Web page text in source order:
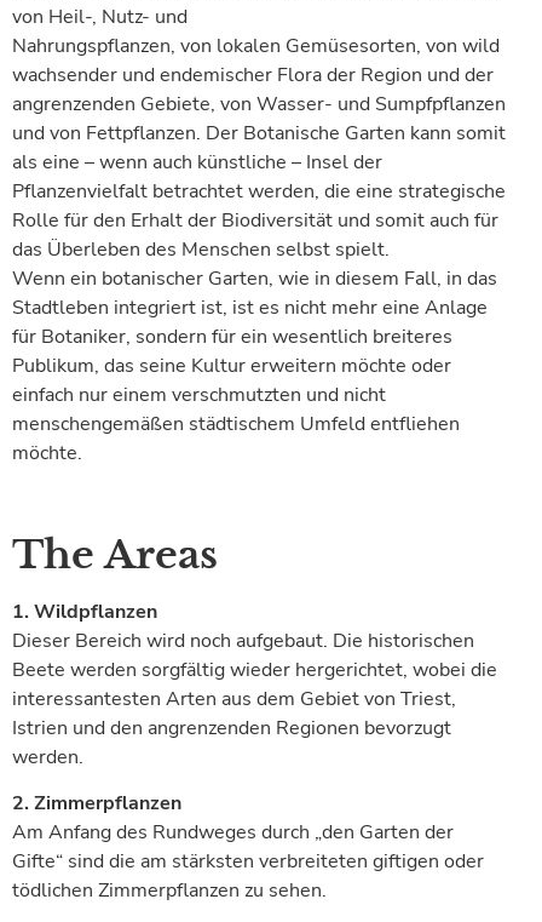
von Heil-, Nutz- und
Nahrungspflanzen, von lokalen Gemüsesorten, von wild
wachsender und endemischer Flora der Region und der
angrenzenden Gebiete, von Wasser- und Sumpfpflanzen
und von Fettpflanzen. Der Botanische Garten kann somit
als eine – wenn auch künstliche – Insel der
Pflanzenvielfalt betrachtet werden, die eine strategische
Rolle für den Erhalt der Biodiversität und somit auch für
das Überleben des Menschen selbst spielt.
Wenn ein botanischer Garten, wie in diesem Fall, in das
Stadtleben integriert ist, ist es nicht mehr eine Anlage
für Botaniker, sondern für ein wesentlich breiteres
Publikum, das seine Kultur erweitern möchte oder
einfach nur einem verschmutzten und nicht
menschengemäßen städtischem Umfeld entfliehen
möchte.
The Areas
1. Wildpflanzen
Dieser Bereich wird noch aufgebaut. Die historischen
Beete werden sorgfältig wieder hergerichtet, wobei die
interessantesten Arten aus dem Gebiet von Triest,
Istrien und den angrenzenden Regionen bevorzugt
werden.
2. Zimmerpflanzen
Am Anfang des Rundweges durch „den Garten der
Gifte“ sind die am stärksten verbreiteten giftigen oder
tödlichen Zimmerpflanzen zu sehen.